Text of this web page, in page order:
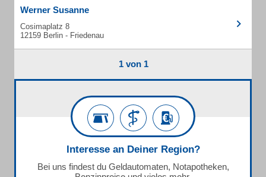
Werner Susanne
Cosimaplatz 8
12159 Berlin - Friedenau
1 von 1
Interesse an Deiner Region?
Bei uns findest du Geldautomaten, Notapotheken,